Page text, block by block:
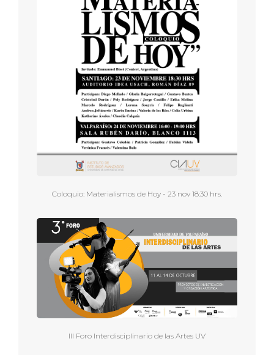
Coloquio: Materialismos de Hoy - 23 nov 18:30 hrs.
III Foro Interdisciplinario de las Artes UV